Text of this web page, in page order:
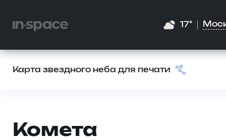
17°
Карта звездного неба для печати
Комета